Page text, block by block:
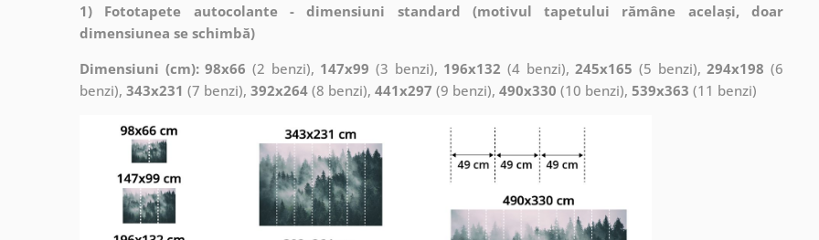
1) Fototapete autocolante - dimensiuni standard (motivul tapetului rămâne același, doar
dimensiunea se schimbă)
Dimensiuni (cm): 98x66 (2 benzi), 147x99 (3 benzi), 196x132 (4 benzi),245x165 (5 benzi),294x198 (6
benzi), 343x231 (7 benzi), 392x264 (8 benzi), 441x297 (9 benzi), 490x330 (10 benzi), 539x363 (11 benzi)